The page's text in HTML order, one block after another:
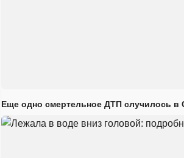
Еще одно смертельное ДТП случилось в